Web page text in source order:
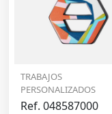
TRABAJOS
PERSONALIZADOS
Ref. 048587000